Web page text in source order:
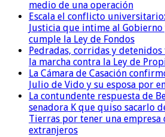
medio de una operación
Escala el conflicto
Justicia que intime al
cumple la Ley de Fondos
Pedradas, corridas y
la marcha contra la Ley de
La Cámara de Casación
Julio de Vido y su esposa por
La contundente respuesta de
senadora K que quiso sacarlo
Tierras por tener una empresa
extranjeros